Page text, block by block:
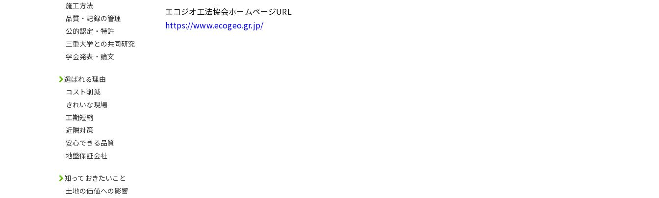
エコジオ工法協会ホームページURL
https://www.ecogeo.gr.jp/
施工方法
品質・記録の管理
公的認定・特許
三重大学との共同研究
学会発表・論文
選ばれる理由
コスト削減
きれいな現場
工期短縮
近隣対策
安心できる品質
地盤保証会社
知っておきたいこと
土地の価値への影響